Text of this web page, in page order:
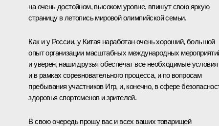
на очень достойном, высоком уровне, впишут свою яркую
страницу в летопись мировой олимпийской семьи.
Как и у России, у Китая наработан очень хороший, большой
опыт организации масштабных международных
и уверен, наши друзья обеспечат все необходимые условия
и в рамках соревновательного процесса, и по вопросам
пребывания участников Игр, и, конечно, в сфере
здоровья спортсменов и зрителей.
В свою очередь прошу вас и всех ваших товарищей